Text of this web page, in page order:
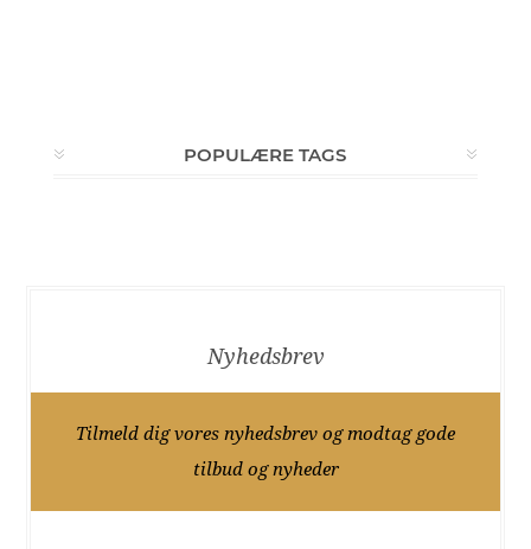
POPULÆRE TAGS
Nyhedsbrev
Tilmeld dig vores nyhedsbrev og modtag gode
tilbud og nyheder